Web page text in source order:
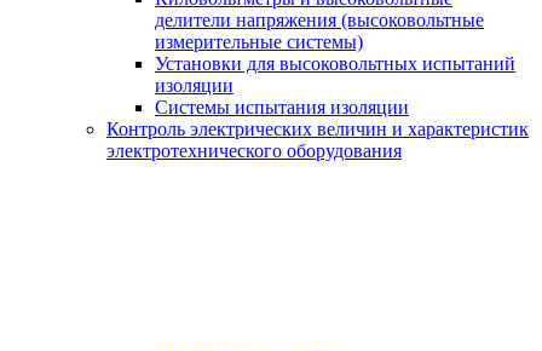
делители напряжения (высоковольтные
измерительные системы)
Установки для высоковольтных испытаний
изоляции
Системы испытания изоляции
Контроль электрических величин и характеристик
электротехнического оборудования